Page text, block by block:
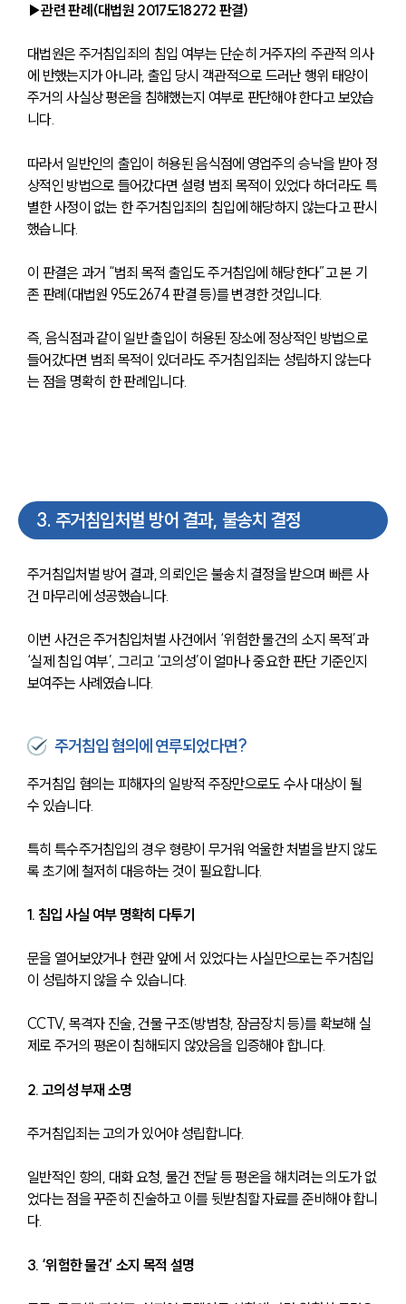
센터소개
대륜의 강점
글로벌 파트너 로펌
고객의 소리
▶관련 판례(대법원 2017도18272 판결)
대법원은 주거침입죄의 침입 여부는 단순히 거주자의 주관적 의사
에 반했는지가 아니라, 출입 당시 객관적으로 드러난 행위 태양이
주거의 사실상 평온을 침해했는지 여부로 판단해야 한다고 보았습
니다.
따라서 일반인의 출입이 허용된 음식점에 영업주의 승낙을 받아 정
상적인 방법으로 들어갔다면 설령 범죄 목적이 있었다 하더라도 특
별한 사정이 없는 한 주거침입죄의 침입에 해당하지 않는다고 판시
했습니다.
이 판결은 과거 “범죄 목적 출입도 주거침입에 해당한다”고 본 기
존 판례(대법원 95도2674 판결 등)를 변경한 것입니다.
즉, 음식점과 같이 일반 출입이 허용된 장소에 정상적인 방법으로
들어갔다면 범죄 목적이 있더라도 주거침입죄는 성립하지 않는다
는 점을 명확히 한 판례입니다.
3. 주거침입처벌 방어 결과, 불송치 결정
주거침입처벌 방어 결과, 의뢰인은 불송치 결정을 받으며 빠른 사
건 마무리에 성공했습니다.
이번 사건은 주거침입처벌 사건에서 ‘위험한 물건의 소지 목적’과
‘실제 침입 여부’, 그리고 ‘고의성’이 얼마나 중요한 판단 기준인지
보여주는 사례였습니다.
주거침입 혐의에 연루되었다면?
주거침입 혐의는 피해자의 일방적 주장만으로도 수사 대상이 될
수 있습니다.
특히 특수주거침입의 경우 형량이 무거워 억울한 처벌을 받지 않도
록 초기에 철저히 대응하는 것이 필요합니다.
1. 침입 사실 여부 명확히 다투기
문을 열어보았거나 현관 앞에 서 있었다는 사실만으로는 주거침입
이 성립하지 않을 수 있습니다.
CCTV, 목격자 진술, 건물 구조(방범창, 잠금장치 등)를 확보해 실
제로 주거의 평온이 침해되지 않았음을 입증해야 합니다.
2. 고의성 부재 소명
주거침입죄는 고의가 있어야 성립합니다.
일반적인 항의, 대화 요청, 물건 전달 등 평온을 해치려는 의도가 없
었다는 점을 꾸준히 진술하고 이를 뒷받침할 자료를 준비해야 합니
다.
3. ‘위험한 물건’ 소지 목적 설명